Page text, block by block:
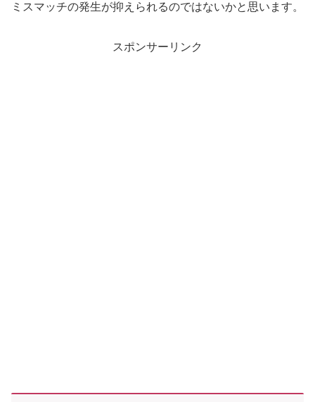
ミスマッチの発生が抑えられるのではないかと思います。
スポンサーリンク